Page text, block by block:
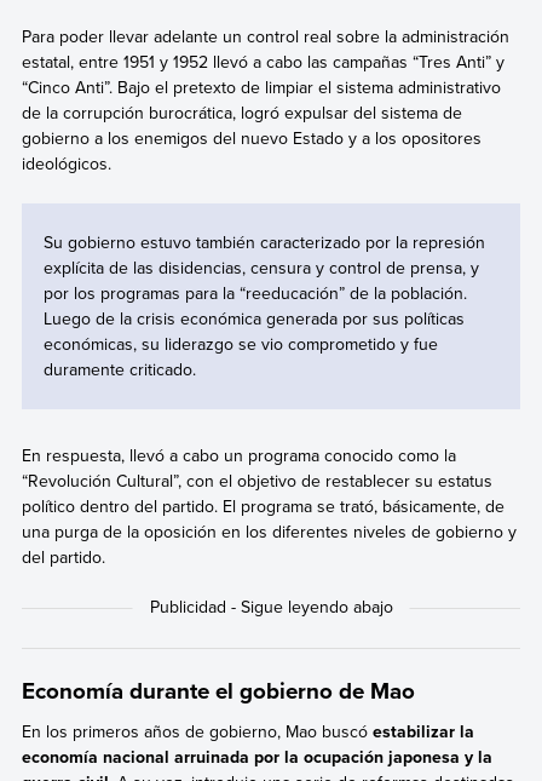
Para poder llevar adelante un control real sobre la administración
estatal, entre 1951 y 1952 llevó a cabo las campañas “Tres Anti” y
“Cinco Anti”. Bajo el pretexto de limpiar el sistema administrativo
de la corrupción burocrática, logró expulsar del sistema de
gobierno a los enemigos del nuevo Estado y a los opositores
ideológicos.
Su gobierno estuvo también caracterizado por la represión
explícita de las disidencias, censura y control de prensa, y
por los programas para la “reeducación” de la población.
Luego de la crisis económica generada por sus políticas
económicas, su liderazgo se vio comprometido y fue
duramente criticado.
En respuesta, llevó a cabo un programa conocido como la
“Revolución Cultural”, con el objetivo de restablecer su estatus
político dentro del partido. El programa se trató, básicamente, de
una purga de la oposición en los diferentes niveles de gobierno y
del partido.
Economía durante el gobierno de Mao
En los primeros años de gobierno, Mao buscó estabilizar la
economía nacional arruinada por la ocupación japonesa y la